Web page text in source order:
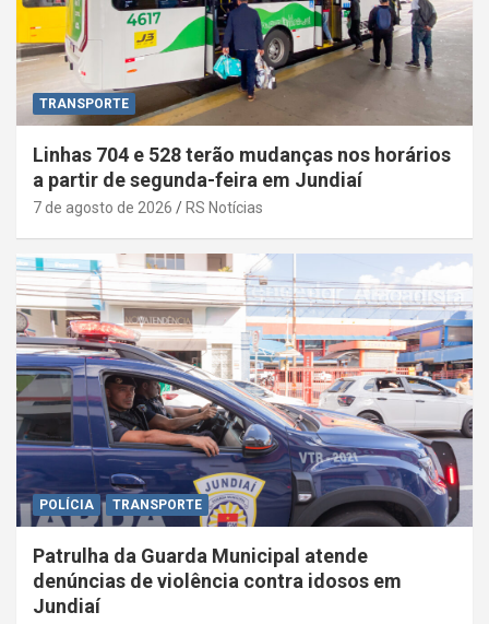
TRANSPORTE
Linhas 704 e 528 terão mudanças nos horários
a partir de segunda-feira em Jundiaí
7 de agosto de 2026 RS Notícias
POLÍCIA TRANSPORTE
Patrulha da Guarda Municipal atende
denúncias de violência contra idosos em
Jundiaí